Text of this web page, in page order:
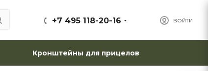
ВОЙТИ
+7 495 118-20-16
Кронштейны для прицелов